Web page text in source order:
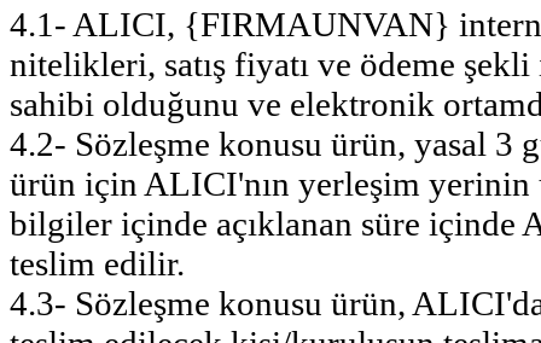
4.1- ALICI, {FIRMAUNVAN}
nitelikleri, satış fiyatı ve ödeme
sahibi olduğunu ve elektronik
4.2- Sözleşme konusu ürün, yasal 3
ürün için ALICI'nın yerleşim yerinin
bilgiler içinde açıklanan süre
teslim edilir.
4.3- Sözleşme konusu ürün,